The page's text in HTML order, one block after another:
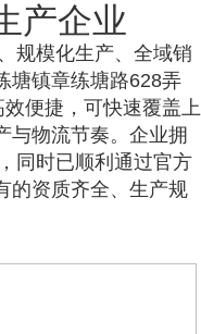
产企业
规模化生产、全域销
塘镇章练塘路628弄
便捷，可快速覆盖上
与物流节奏。企业拥
同时已顺利通过官方
的资质齐全、生产规